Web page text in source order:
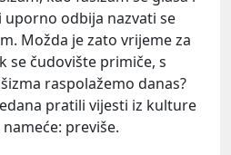
uporno odbija nazvati se
Možda je zato vrijeme za
se čudovište primiče, s
raspolažemo danas?
pratili vijesti iz kulture
previše.